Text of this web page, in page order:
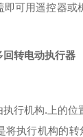
可用遥控器或
回转电动执行器
行机构.上的位
将执行机构的